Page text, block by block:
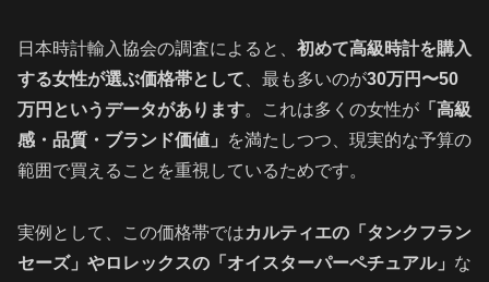
日本時計輸入協会の調査によると、 初めて高級時計を購入
する女性が選ぶ価格帯として 、最も多いのが30万円〜50
万円というデータがあります。これは多くの女性が 「高級
感・品質・ブランド価値」
を満たしつつ、現実的な予算の
範囲で買えることを重視しているためです。
実例として、この価格帯ではカルティエの「タンクフラン
セーズ」やロレックスの「オイスターパーペチュアル」 な